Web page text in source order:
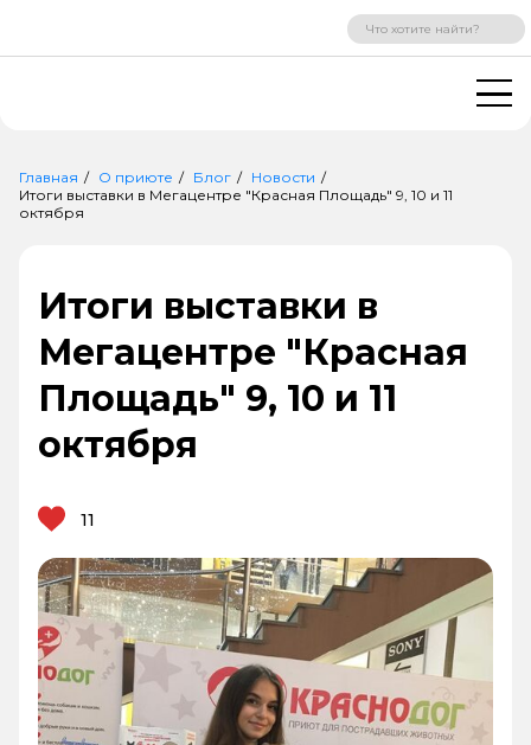
ВХОД РЕГИСТРАЦИЯ
Главная О приюте Блог
Новости
Итоги выставки в Мегацентре "Красная Площадь" 9, 10 и 11
октября
Итоги выставки в
Мегацентре "Красная
Площадь" 9, 10 и 11
октября
11